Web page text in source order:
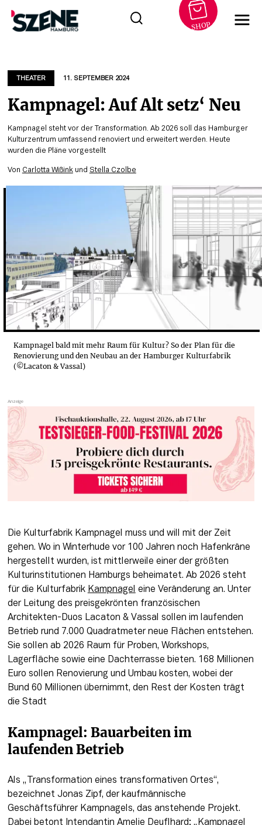
springen
SHOP
THEATER 11. SEPTEMBER 2024
Kampnagel: Auf Alt setz‘ Neu
Kampnagel steht vor der Transformation. Ab 2026 soll das Hamburger
Kulturzentrum umfassend renoviert und erweitert werden. Heute
wurden die Pläne vorgestellt
Von Carlotta Wißinkund Stella Czolbe
Kampnagel bald mit mehr Raum für Kultur? So der Plan für die
Renovierung und den Neubau an der Hamburger Kulturfabrik
(©Lacaton & Vassal)
Die Kulturfabrik Kampnagel muss und will mit der Zeit
gehen. Wo in Winterhude vor 100 Jahren noch Hafenkräne
hergestellt wurden, ist mittlerweile einer der größten
Kulturinstitutionen Hamburgs beheimatet. Ab 2026 steht
für die Kulturfabrik Kampnagel
eine Veränderung an. Unter
der Leitung des preisgekrönten französischen
Architekten-Duos Lacaton & Vassal sollen im laufenden
Betrieb rund 7.000 Quadratmeter neue Flächen entstehen.
Sie sollen ab 2026 Raum für Proben, Workshops,
Lagerfläche sowie eine Dachterrasse bieten. 168 Millionen
Euro sollen Renovierung und Umbau kosten, wobei der
Bund 60 Millionen übernimmt, den Rest der Kosten trägt
die Stadt
Kampnagel: Bauarbeiten im
laufenden Betrieb
Als „Transformation eines transformativen Ortes“,
bezeichnet Jonas Zipf, der kaufmännische
Geschäftsführer Kampnagels, das anstehende Projekt.
Dabei betont Intendantin Amelie Deuflhard: „Kampnagel